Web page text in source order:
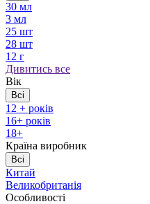
30 мл
3 мл
25 шт
28 шт
12 г
Дивитись все
Вік
Всі
12 + років
16+ років
18+
Країна виробник
Всі
Китай
Великобританія
Особливості